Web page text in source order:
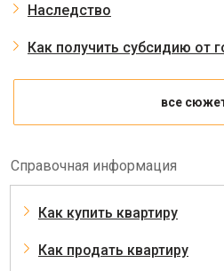
Наследство
Как получить субсидию от
все
Справочная информация
Как купить квартиру
Как продать квартиру